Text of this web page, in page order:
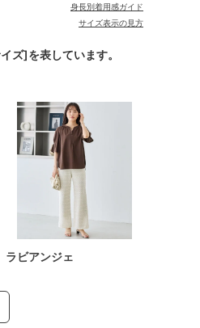
身長別着用感ガイド
サイズ表示の見方
ズ]を表しています。
ラビアンジェ